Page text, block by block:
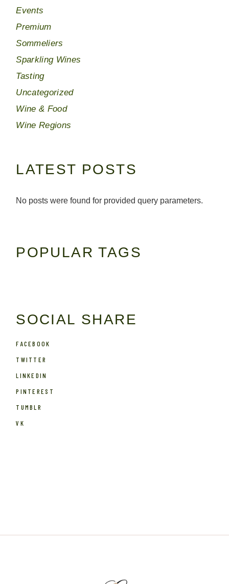
Events
Premium
Sommeliers
Sparkling Wines
Tasting
Uncategorized
Wine & Food
Wine Regions
LATEST POSTS
No posts were found for provided query parameters.
POPULAR TAGS
SOCIAL SHARE
FACEBOOK
TWITTER
LINKEDIN
PINTEREST
TUMBLR
VK